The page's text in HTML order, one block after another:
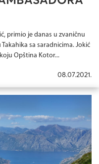
primio je danas u zvaničnu
sa saradnicima. Jokić
Opština Kotor...
08.07.2021.